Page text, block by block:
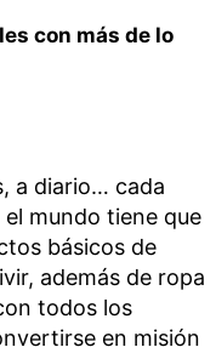
con más de lo
a diario… cada
mundo tiene que
básicos de
además de ropa
todos los
en misión